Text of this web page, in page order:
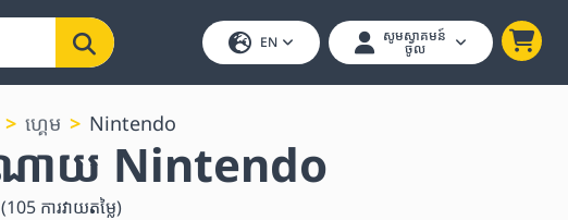
EN សូមស្វាគមន៍
ចូល
ហ្គេម Nintendo
ោយ Nintendo
(105 ការវាយតម្លៃ)